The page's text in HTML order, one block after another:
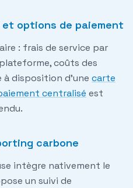
options de paiement
: frais de service par
coûts des
à disposition d'une carte
centralisé est
carbone
intègre nativement le
un suivi de